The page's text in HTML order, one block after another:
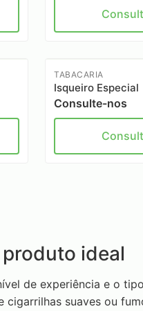
TABACARIA
Isqueiro Especial
Consulte-nos
ideal
de experiência e o
cigarrilhas suaves ou